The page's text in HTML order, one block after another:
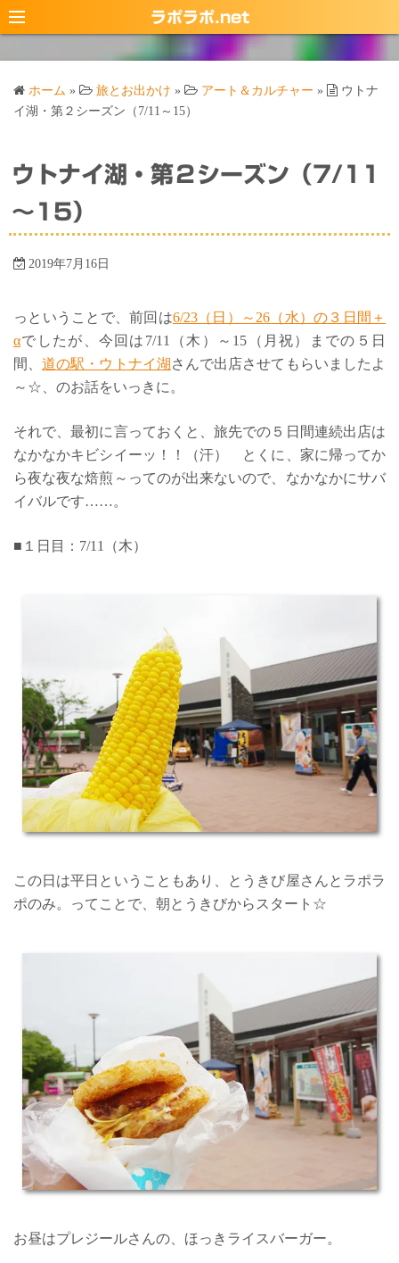
コ
ン
ラポラポ.net
ホーム » 旅とお出かけ » アート＆カルチャー »
ウトナ
イ湖・第２シーズン（7/11～15）
ウトナイ湖・第２シーズン（7/11
～15）
2019年7月16日
っということで、前回は6/23（日）～26（水）の３日間＋
αでしたが、今回は7/11（木）～15（月祝）までの５日
間、道の駅・ウトナイ湖 さんで出店させてもらいましたよ
～☆、のお話をいっきに。
それで、最初に言っておくと、旅先での５日間連続出店は
なかなかキビシイーッ！！（汗） とくに、家に帰ってか
ら夜な夜な焙煎～ってのが出来ないので、なかなかにサバ
イバルです……。
■１日目：7/11（木）
この日は平日ということもあり、とうきび屋さんとラポラ
ポのみ。ってことで、朝とうきびからスタート☆
お昼はプレジールさんの、ほっきライスバーガー。